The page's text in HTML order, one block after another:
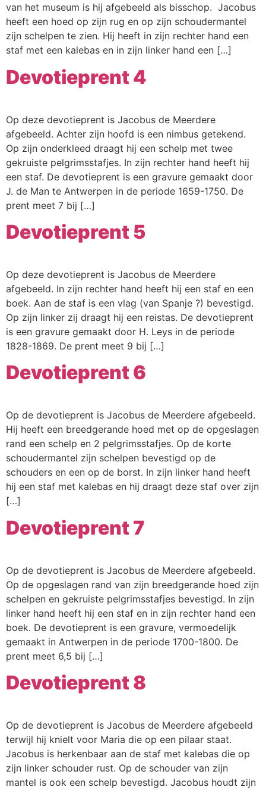
van het museum is hij afgebeeld als bisschop. Jacobus
heeft een hoed op zijn rug en op zijn schoudermantel
zijn schelpen te zien. Hij heeft in zijn rechter hand een
staf met een kalebas en in zijn linker hand een […]
Devotieprent 4
Op deze devotieprent is Jacobus de Meerdere
afgebeeld. Achter zijn hoofd is een nimbus getekend.
Op zijn onderkleed draagt hij een schelp met twee
gekruiste pelgrimsstafjes. In zijn rechter hand heeft hij
een staf. De devotieprent is een gravure gemaakt door
J. de Man te Antwerpen in de periode 1659-1750. De
prent meet 7 bij […]
Devotieprent 5
Op deze devotieprent is Jacobus de Meerdere
afgebeeld. In zijn rechter hand heeft hij een staf en een
boek. Aan de staf is een vlag (van Spanje ?) bevestigd.
Op zijn linker zij draagt hij een reistas. De devotieprent
is een gravure gemaakt door H. Leys in de periode
1828-1869. De prent meet 9 bij […]
Devotieprent 6
Op de devotieprent is Jacobus de Meerdere afgebeeld.
Hij heeft een breedgerande hoed met op de opgeslagen
rand een schelp en 2 pelgrimsstafjes. Op de korte
schoudermantel zijn schelpen bevestigd op de
schouders en een op de borst. In zijn linker hand heeft
hij een staf met kalebas en hij draagt deze staf over zijn
[…]
Devotieprent 7
Op de devotieprent is Jacobus de Meerdere afgebeeld.
Op de opgeslagen rand van zijn breedgerande hoed zijn
schelpen en gekruiste pelgrimsstafjes bevestigd. In zijn
linker hand heeft hij een staf en in zijn rechter hand een
boek. De devotieprent is een gravure, vermoedelijk
gemaakt in Antwerpen in de periode 1700-1800. De
prent meet 6,5 bij […]
Devotieprent 8
Op de devotieprent is Jacobus de Meerdere afgebeeld
terwijl hij knielt voor Maria die op een pilaar staat.
Jacobus is herkenbaar aan de staf met kalebas die op
zijn linker schouder rust. Op de schouder van zijn
mantel is ook een schelp bevestigd. Jacobus houdt zijn